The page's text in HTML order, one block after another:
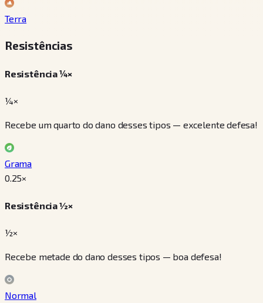
Terra
Resistências
Resistência ¼×
¼×
Recebe um quarto do dano desses tipos — excelente defesa!
Grama
0.25×
Resistência ½×
½×
Recebe metade do dano desses tipos — boa defesa!
Normal